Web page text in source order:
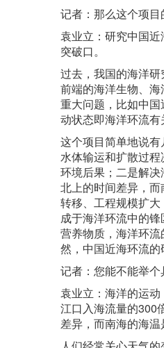
记者：那么这个项目
袁业立：研究中国
突破口。
过去，我国的海洋
前端的海洋生物、
重大问题，比如中
动状态即海洋环流有
这个项目简单地说
水体输运和扩散过
环境后果；二是解
北上的时间差异，
转移、工程规模扩
成于海洋环流中的
营养物质，海洋环
然，中国近海环流的
记者：您能不能举个
袁业立：海洋的运
江口入海流量的300
差异，而南海的海温